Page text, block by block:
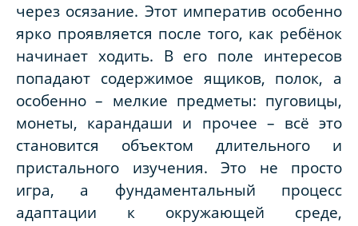
через осязание. Этот императив особенно
ярко проявляется после того, как ребёнок
начинает ходить. В его поле интересов
попадают содержимое ящиков, полок, а
особенно – мелкие предметы: пуговицы,
монеты, карандаши и прочее – всё это
становится объектом длительного и
пристального изучения. Это не просто
игра, а фундаментальный процесс
адаптации к окружающей среде,